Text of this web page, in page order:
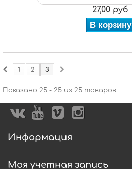
27,00 руб
В корзину
1 2 3
Показано 25 - 25 из 25 товаров
Информация
Моя учетная запись